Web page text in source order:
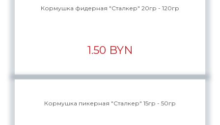
Кормушка фидерная "Сталкер" 20гр - 120гр
1.50 BYN
Кормушка пикерная "Сталкер" 15гр - 50гр